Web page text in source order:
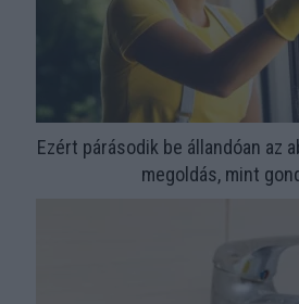
Ezért párásodik be állandóan az
megoldás, mint